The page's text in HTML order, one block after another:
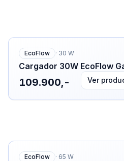
EcoFlow · 30 W
Cargador 30W EcoFlow
109.900,- Ver
EcoFlow · 65 W